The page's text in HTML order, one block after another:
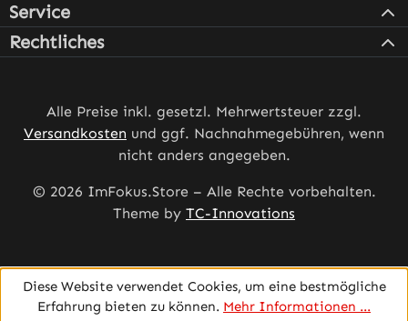
Service
Rechtliches
Alle Preise inkl. gesetzl. Mehrwertsteuer zzgl.
Versandkosten und ggf. Nachnahmegebühren, wenn
nicht anders angegeben.
© 2026 ImFokus.Store – Alle Rechte vorbehalten.
Theme by TC-Innovations
Diese Website verwendet Cookies, um eine bestmögliche
Erfahrung bieten zu können. Mehr Informationen ...